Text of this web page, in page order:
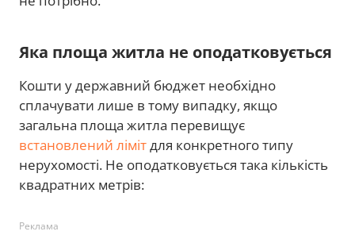
Яка площа житла не оподатковується
Кошти у державний бюджет необхідно
сплачувати лише в тому випадку, якщо
загальна площа житла перевищує
встановлений лімітдля конкретного типу
нерухомості. Не оподатковується така кількість
квадратних метрів:
Реклама